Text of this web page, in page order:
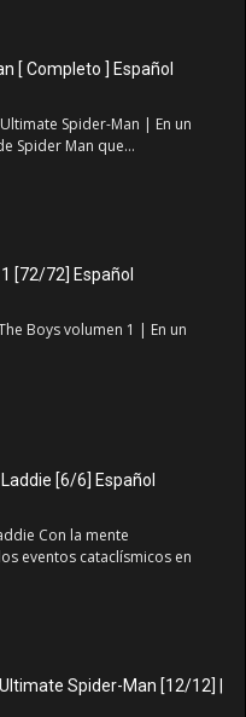
[ Completo ] Español
Spider-Man | En un
Spider Man que...
[72/72] Español
Boys volumen 1 | En un
[6/6] Español
Con la mente
eventos cataclísmicos en
Spider-Man [12/12] |